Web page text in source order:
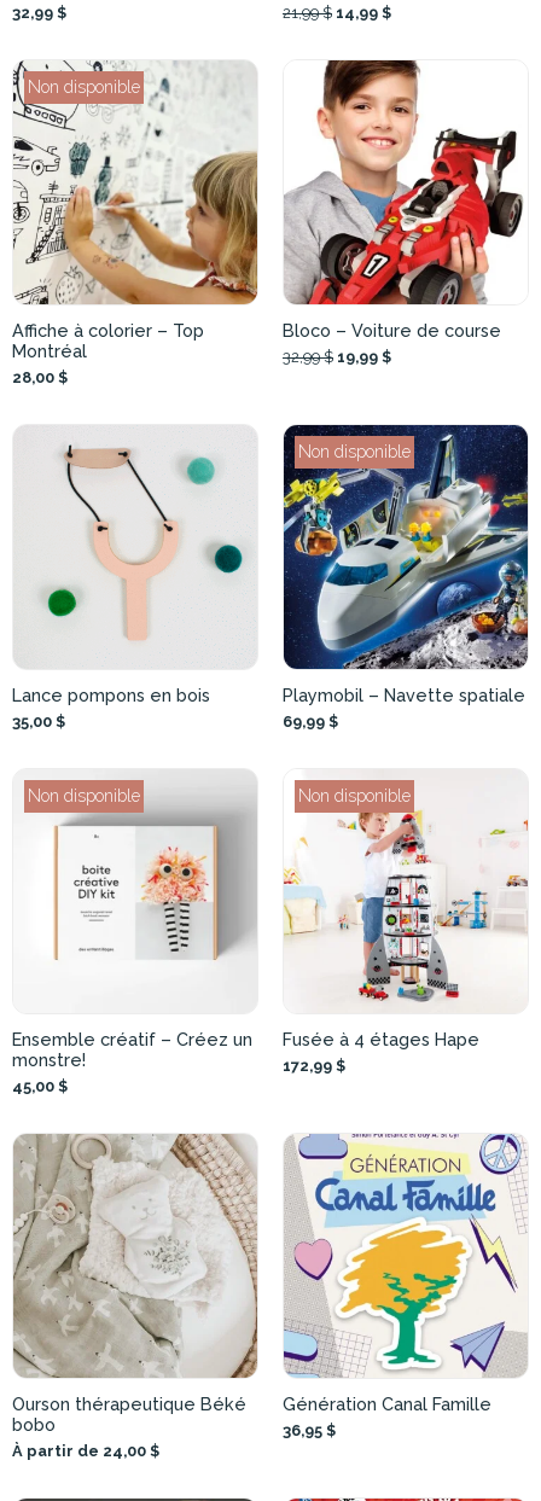
32,99 $ 21,99 $ 14,99 $
Non disponible
Affiche à colorier – Top
Montréal
28,00 $
Bloco – Voiture de course
32,99 $ 19,99 $
Lance pompons en bois
35,00 $
Non disponible
Playmobil – Navette spatiale
69,99 $
Non disponible
Ensemble créatif – Créez un
monstre!
45,00 $
Non disponible
Fusée à 4 étages Hape
172,99 $
Ourson thérapeutique Béké
bobo
À partir de 24,00 $
Génération Canal Famille
36,95 $